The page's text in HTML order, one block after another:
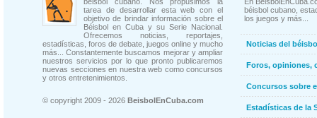
tarea de desarrollar esta web con el
objetivo de brindar información sobre el
Béisbol en Cuba y su Serie Nacional.
Ofrecemos noticias, reportajes,
estadísticas, foros de debate, juegos online y mucho
más... Constantemente buscamos mejorar y ampliar
nuestros servicios por lo que pronto publicaremos
nuevas secciones en nuestra web como concursos
y otros entretenimientos.
© copyright 2009 - 2026 BeisbolEnCuba.com
béisbol cubano,
los juegos y más...
Noticias del
Foros, opiniones,
Concursos sobre
Estadísticas de la